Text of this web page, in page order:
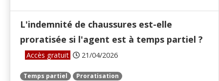
L'indemnité de chaussures est-elle
proratisée si l'agent est à temps partiel ?
Accès gratuit 21/04/2026
Temps partiel
Proratisation